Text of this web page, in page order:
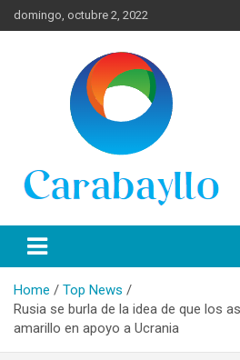
Skip
to
domingo, octubre 2, 2022
Portal de Lima
Carabayllo
información turística en español de
Home
Top News
Rusia se burla de la idea de que los
amarillo en apoyo a Ucrania